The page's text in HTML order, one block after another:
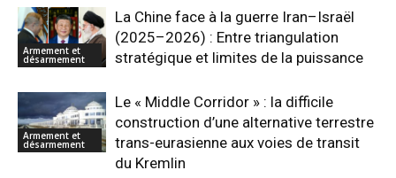
Armement et
désarmement
La Chine face à la guerre Iran–Israël
(2025–2026) : Entre triangulation
stratégique et limites de la puissance
Armement et
désarmement
Le « Middle Corridor » : la difficile
construction d’une alternative terrestre
trans-eurasienne aux voies de transit
du Kremlin